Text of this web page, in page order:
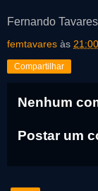
Fernando
femtavares às 21:00
Compartilhar
Nenhum
Postar um